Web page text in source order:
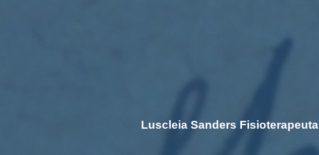
Luscleia Sanders Fisioterapeuta